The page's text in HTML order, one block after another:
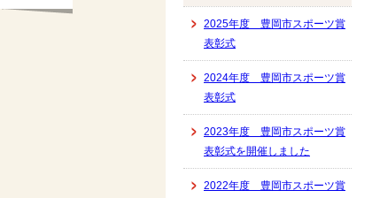
2025年度 豊岡市スポーツ賞
表彰式
2024年度 豊岡市スポーツ賞
表彰式
2023年度 豊岡市スポーツ賞
表彰式を開催しました
2022年度 豊岡市スポーツ賞